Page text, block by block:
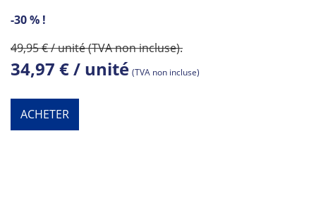
-30 % !
49,95 € / unité (TVA non incluse).
34,97 € / unité (TVA non incluse)
ACHETER